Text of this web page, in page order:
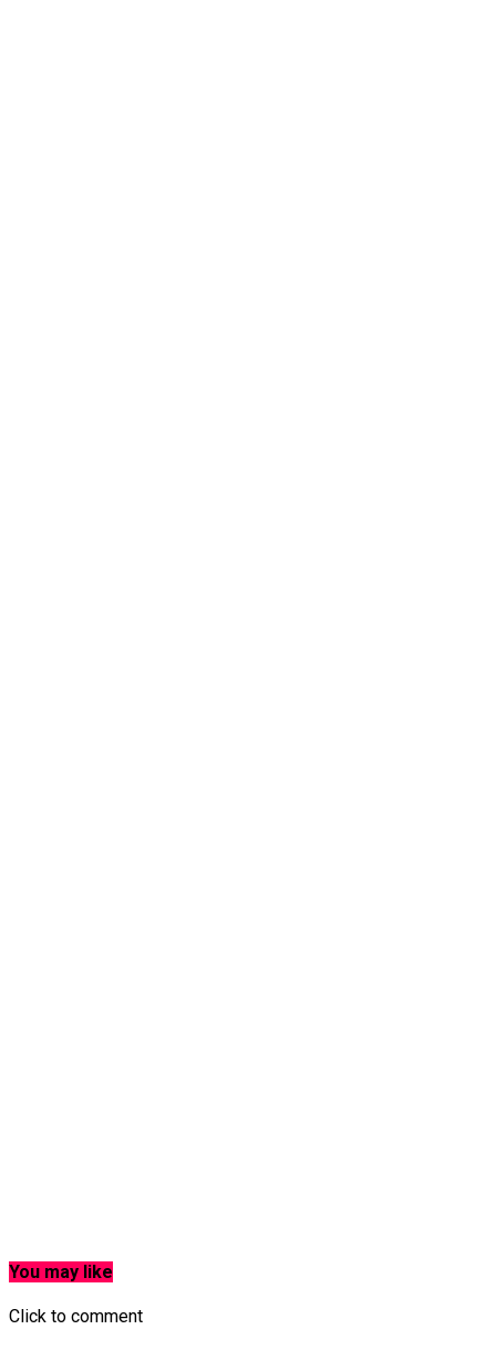
You may like
Click to comment